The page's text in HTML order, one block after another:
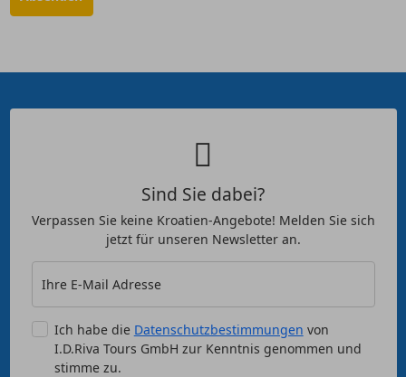
Sind Sie dabei?
Verpassen Sie keine Kroatien-Angebote! Melden Sie sich
jetzt für unseren Newsletter an.
Ihre E-Mail Adresse
Ich habe die Datenschutzbestimmungen von
I.D.Riva Tours GmbH zur Kenntnis genommen und
stimme zu.